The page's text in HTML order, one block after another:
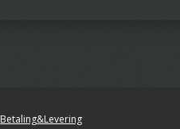
Betaling&Levering